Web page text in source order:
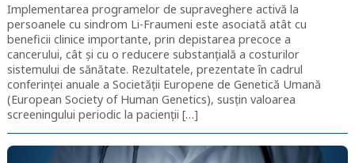
Implementarea programelor de supraveghere activă la
persoanele cu sindrom Li-Fraumeni este asociată atât cu
beneficii clinice importante, prin depistarea precoce a
cancerului, cât și cu o reducere substanțială a costurilor
sistemului de sănătate. Rezultatele, prezentate în cadrul
conferinței anuale a Societății Europene de Genetică Umană
(European Society of Human Genetics), susțin valoarea
screeningului periodic la pacienții […]